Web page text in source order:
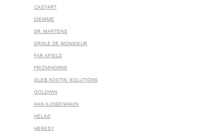
CASTART
DIEMME
DR. MARTENS
DROLE DE MONSIEUR
FAR AFIELD
FRIZMWORKS
GLEB KOSTIN .SOLUTIONS
GOLDWIN
HAN KJOBENHAVN
HELAS
HERESY